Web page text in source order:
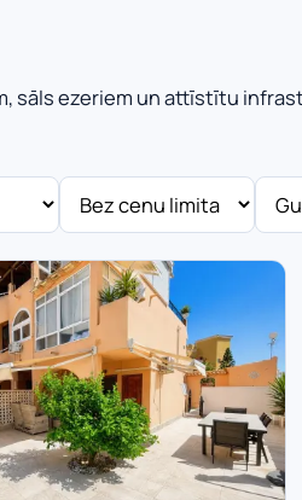
sāls ezeriem un attīstītu